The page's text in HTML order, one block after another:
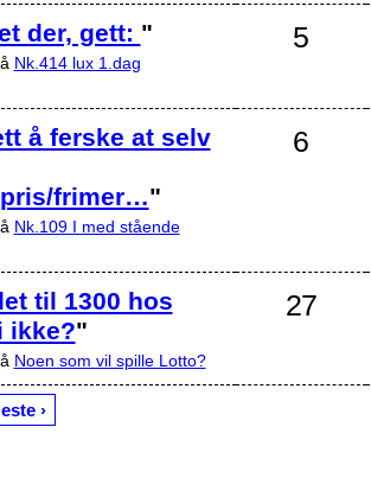
der, gett: "
Nk.414 lux 1.dag
5
å ferske at selv
frimer…"
Nk.109 I med stående
6
til 1300 hos
ikke?"
Noen som vil spille Lotto?
27
›